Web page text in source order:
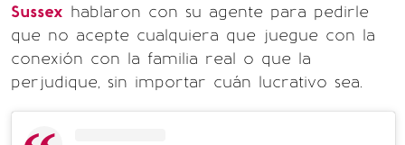
Sussex hablaron con su agente para pedirle
que no acepte cualquiera que juegue con la
conexión con la familia real o que la
perjudique, sin importar cuán lucrativo sea.